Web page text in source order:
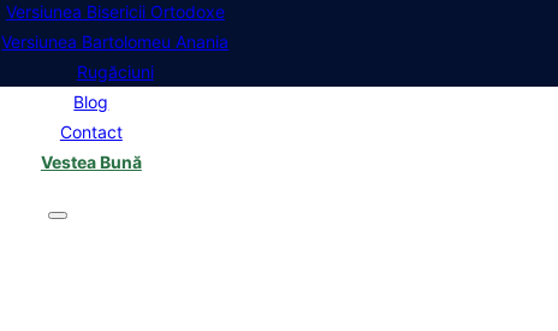
Versiunea Bisericii Ortodoxe
Versiunea Bartolomeu Anania
Rugăciuni
Blog
Contact
Vestea Bună